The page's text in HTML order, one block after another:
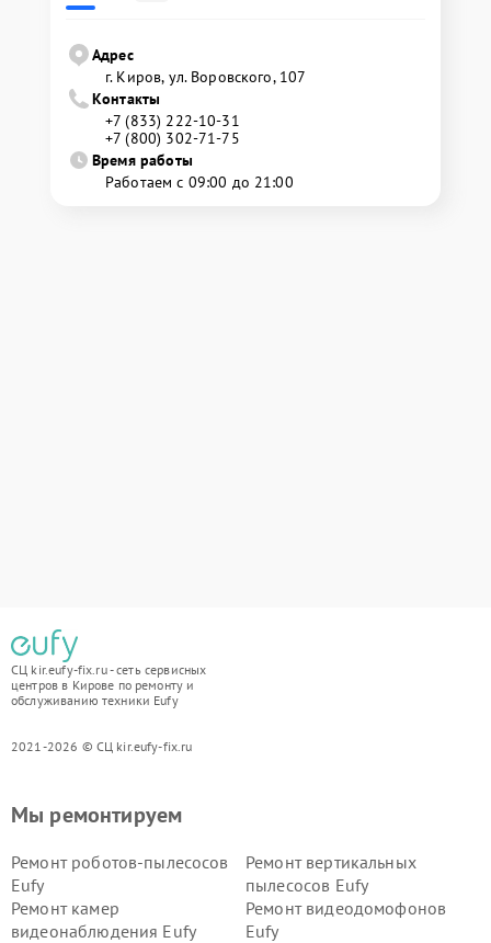
Адрес
г. Киров, ул. Воровского, 107
Контакты
+7 (833) 222-10-31
+7 (800) 302-71-75
Время работы
Работаем с 09:00 до 21:00
СЦ kir.eufy-fix.ru - сеть сервисных
центров в Кирове по ремонту и
обслуживанию техники Eufy
2021-2026 © СЦ kir.eufy-fix.ru
Мы ремонтируем
Ремонт роботов-пылесосов
Eufy
Ремонт вертикальных
пылесосов Eufy
Ремонт камер
видеонаблюдения Eufy
Ремонт видеодомофонов
Eufy